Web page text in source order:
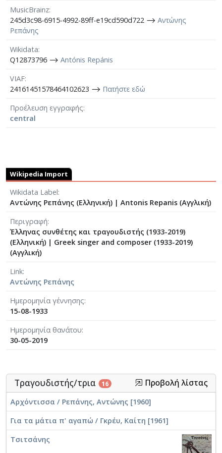
MusicBrainz
245d3c98-6915-4992-89ff-e19cd590d722 ⟶ Αντώνης
Ρεπάνης
Wikidata
Q12873796 ⟶ Antónis Repánis
VIAF
24161451578464102623 ⟶ Πατήστε εδώ
Προέλευση εγγραφής
central
Wikipedia Import
Wikidata Label
Αντώνης Ρεπάνης (Ελληνική) | Antonis Repanis (Αγγλική)
Περιγραφή
Έλληνας συνθέτης και τραγουδιστής (1933-2019)
(Ελληνική) | Greek singer and composer (1933-2019)
(Αγγλική)
Link
Αντώνης Ρεπάνης
Ημερομηνία γέννησης
15-08-1933
Ημερομηνία θανάτου
30-05-2019
Τραγουδιστής/τρια 16 Προβολή λίστας
Αρχόντισσα / Ρεπάνης, Αντώνης [1960]
Για τα μάτια π' αγαπώ / Γκρέυ, Καίτη [1961]
Τσιτσάνης